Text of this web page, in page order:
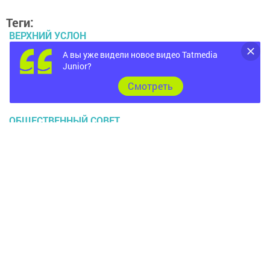
Теги:
ВЕРХНИЙ УСЛОН
ВОЛЖСКАЯ НОВЬ
ОБЩЕСТВЕННЫЙ СОВЕТ
А вы уже видели новое видео Tatmedia
Junior?
Cмотреть